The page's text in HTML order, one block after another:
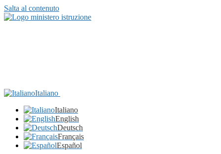
Salta al contenuto
Italiano
Italiano
English
Deutsch
Français
Español